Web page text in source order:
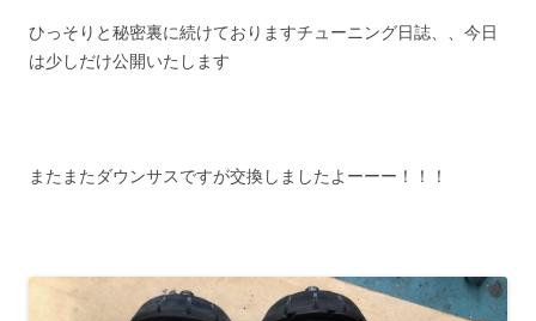
ひっそりと秘密裏に続けておりますチューニング日誌、、今日
は少しだけ公開いたします
またまたダウンサスですが交換しましたよーーー！！！